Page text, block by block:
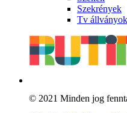
Szekrények
Tv állványok
© 2021 Minden jog